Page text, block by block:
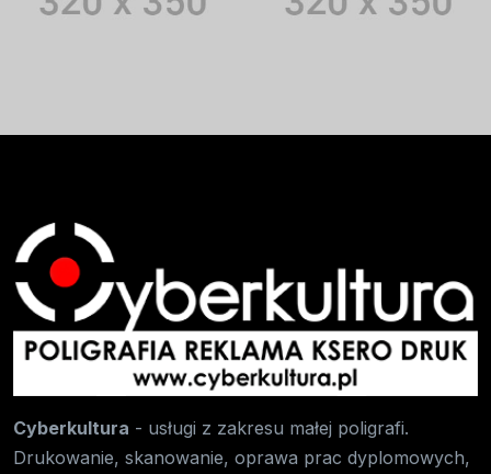
Cyberkultura - usługi z zakresu małej poligrafi.
Drukowanie, skanowanie, oprawa prac dyplomowych,